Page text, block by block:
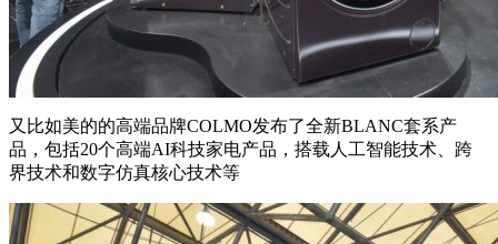
又比如美的的高端品牌COLMO发布了全新BLANC套系产
品，包括20个高端AI科技家电产品，搭载人工智能技术、跨
界技术和数字仿真核心技术等